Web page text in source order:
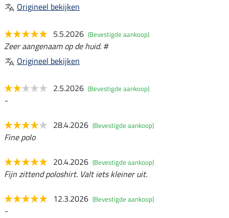
Origineel bekijken
5.5.2026 (Bevestigde aankoop)
Zeer aangenaam op de huid. #
Origineel bekijken
2.5.2026 (Bevestigde aankoop)
-
28.4.2026 (Bevestigde aankoop)
Fine polo
20.4.2026 (Bevestigde aankoop)
Fijn zittend poloshirt. Valt iets kleiner uit.
12.3.2026 (Bevestigde aankoop)
-